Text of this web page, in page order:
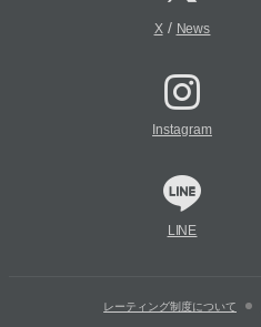
X/ News
Instagram
LINE
レーティング制度について